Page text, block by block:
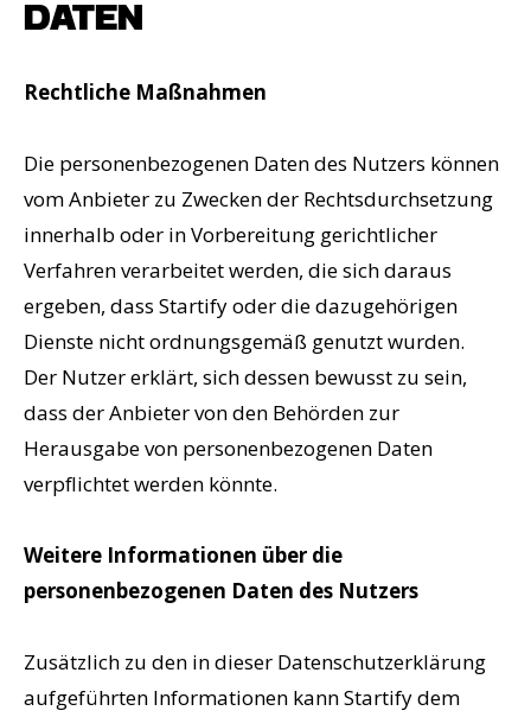
DATEN
Rechtliche Maßnahmen
Die personenbezogenen Daten des Nutzers können
vom Anbieter zu Zwecken der Rechtsdurchsetzung
innerhalb oder in Vorbereitung gerichtlicher
Verfahren verarbeitet werden, die sich daraus
ergeben, dass Startify oder die dazugehörigen
Dienste nicht ordnungsgemäß genutzt wurden.
Der Nutzer erklärt, sich dessen bewusst zu sein,
dass der Anbieter von den Behörden zur
Herausgabe von personenbezogenen Daten
verpflichtet werden könnte.
Weitere Informationen über die
personenbezogenen Daten des Nutzers
Zusätzlich zu den in dieser Datenschutzerklärung
aufgeführten Informationen kann Startify dem